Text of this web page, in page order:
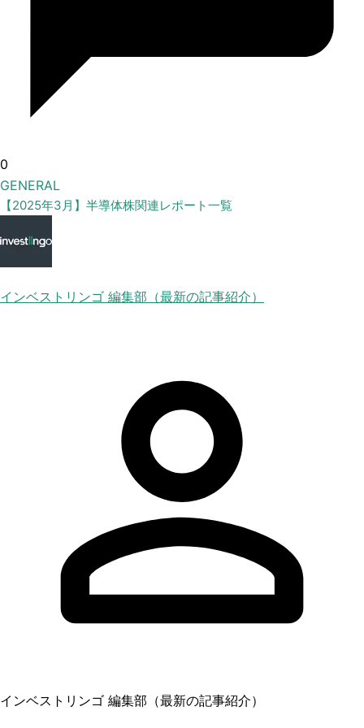
0
GENERAL
【2025年3月】半導体株関連レポート一覧
インベストリンゴ 編集部（最新の記事紹介）
インベストリンゴ 編集部（最新の記事紹介）